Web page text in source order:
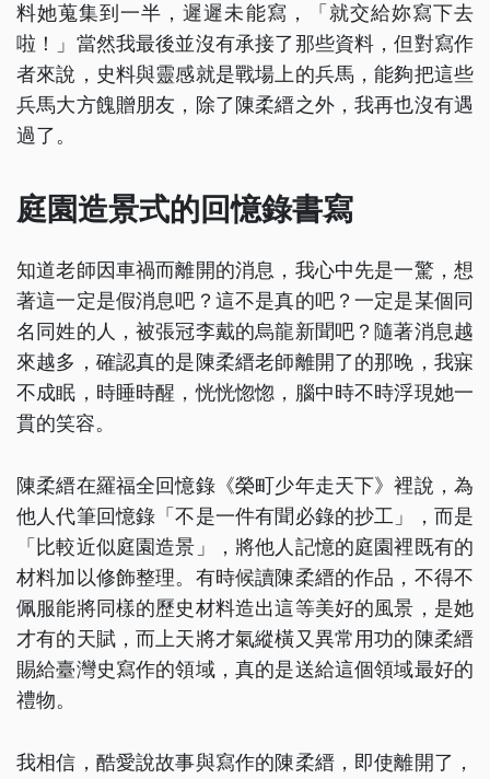
料她蒐集到一半，遲遲未能寫，「就交給妳寫下去
啦！」當然我最後並沒有承接了那些資料，但對寫作
者來說，史料與靈感就是戰場上的兵馬，能夠把這些
兵馬大方餽贈朋友，除了陳柔縉之外，我再也沒有遇
過了。
庭園造景式的回憶錄書寫
知道老師因車禍而離開的消息，我心中先是一驚，想
著這一定是假消息吧？這不是真的吧？一定是某個同
名同姓的人，被張冠李戴的烏龍新聞吧？隨著消息越
來越多，確認真的是陳柔縉老師離開了的那晚，我寐
不成眠，時睡時醒，恍恍惚惚，腦中時不時浮現她一
貫的笑容。
陳柔縉在羅福全回憶錄《榮町少年走天下》裡說，為
他人代筆回憶錄「不是一件有聞必錄的抄工」，而是
「比較近似庭園造景」，將他人記憶的庭園裡既有的
材料加以修飾整理。有時候讀陳柔縉的作品，不得不
佩服能將同樣的歷史材料造出這等美好的風景，是她
才有的天賦，而上天將才氣縱橫又異常用功的陳柔縉
賜給臺灣史寫作的領域，真的是送給這個領域最好的
禮物。
我相信，酷愛說故事與寫作的陳柔縉，即使離開了，